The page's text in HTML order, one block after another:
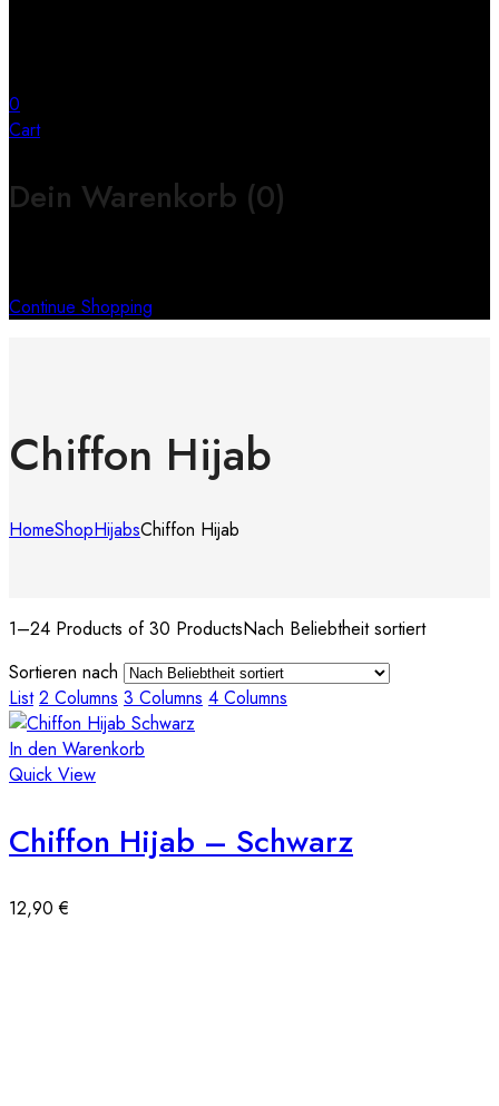
0
Cart
Dein Warenkorb (0)
Continue Shopping
Chiffon Hijab
HomeShopHijabsChiffon Hijab
1–24 Products of 30 ProductsNach Beliebtheit sortiert
Sortieren nach
List 2 Columns 3 Columns 4 Columns
In den Warenkorb
Quick View
Chiffon Hijab – Schwarz
12,90€